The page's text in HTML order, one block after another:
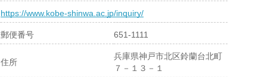
https://www.kobe-shinwa.ac.jp/inquiry/
郵便番号 651-1111
住所
兵庫県神戸市北区鈴蘭台北町
７－１３－１